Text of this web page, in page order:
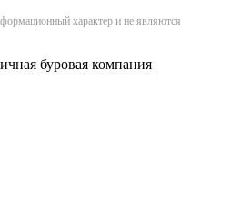
характер и не являются
буровая компания